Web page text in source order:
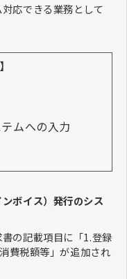
応できる業務として
ムへの入力
ボイス）発行のシス
の記載項目に「1.登録
費税額等」が追加され